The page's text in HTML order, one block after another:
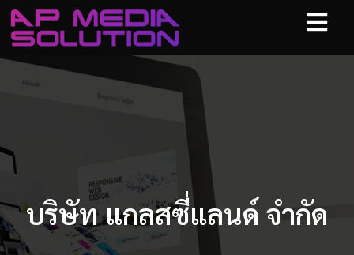
บริษัท แกลสซี่แลนด์ จำกัด